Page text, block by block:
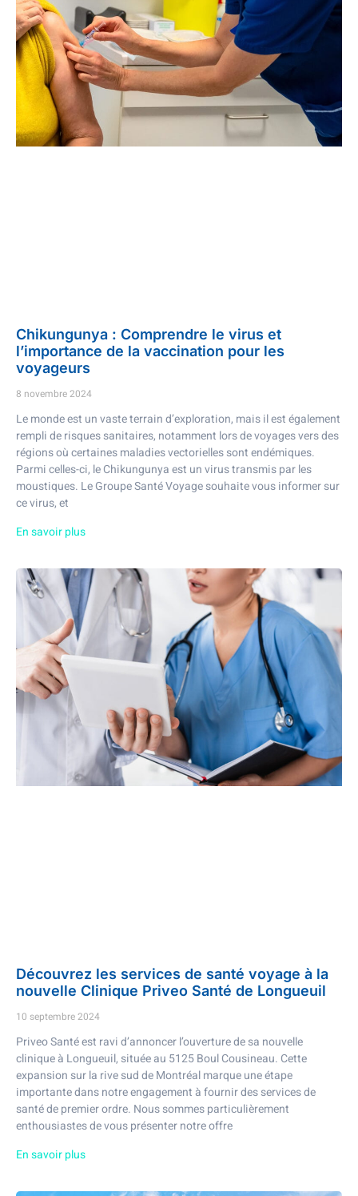
Chikungunya : Comprendre le virus et
l’importance de la vaccination pour les
voyageurs
8 novembre 2024
Le monde est un vaste terrain d’exploration, mais il est également
rempli de risques sanitaires, notamment lors de voyages vers des
régions où certaines maladies vectorielles sont endémiques.
Parmi celles-ci, le Chikungunya est un virus transmis par les
moustiques. Le Groupe Santé Voyage souhaite vous informer sur
ce virus, et
En savoir plus
Découvrez les services de santé voyage à la
nouvelle Clinique Priveo Santé de Longueuil
10 septembre 2024
Priveo Santé est ravi d’annoncer l’ouverture de sa nouvelle
clinique à Longueuil, située au 5125 Boul Cousineau. Cette
expansion sur la rive sud de Montréal marque une étape
importante dans notre engagement à fournir des services de
santé de premier ordre. Nous sommes particulièrement
enthousiastes de vous présenter notre offre
En savoir plus